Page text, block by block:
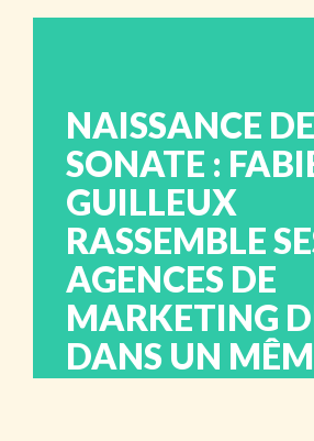
NAISSANCE DE
SONATE :
GUILLEUX
RASSEMBLE
AGENCES DE
MARKETING
DANS UN